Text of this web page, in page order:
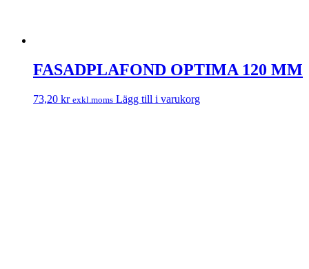
FASADPLAFOND OPTIMA 120 MM
73,20 kr exkl.moms Lägg till i varukorg